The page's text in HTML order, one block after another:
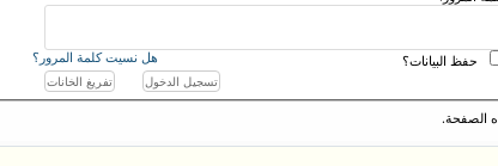
هل نسيت كلمة المرور؟ حفظ البيانات؟
الصفحة.